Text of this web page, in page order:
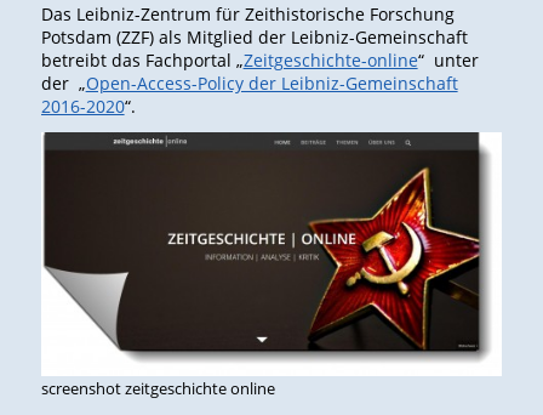
Das Leibniz-Zentrum für Zeithistorische Forschung
Potsdam (ZZF) als Mitglied der Leibniz-Gemeinschaft
betreibt das Fachportal „Zeitgeschichte-online“ unter
der „Open-Access-Policy der Leibniz-Gemeinschaft
2016-2020“.
screenshot zeitgeschichte online